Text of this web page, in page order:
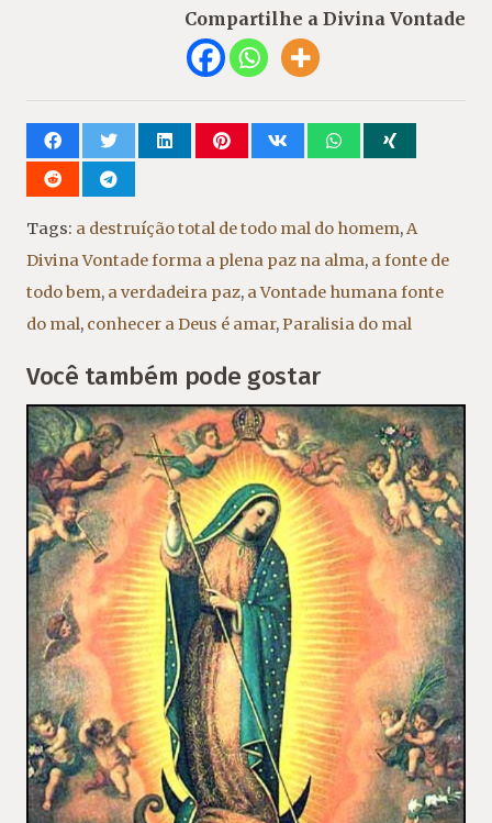
Compartilhe a Divina Vontade
Tags: a destruíção total de todo mal do homem,A
Divina Vontade forma a plena paz na alma, a fonte de
todo bem, a verdadeira paz, a Vontade humana fonte
do mal, conhecer a Deus é amar,Paralisia do mal
Você também pode gostar